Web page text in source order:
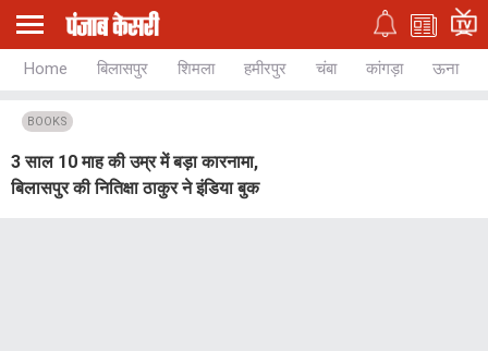
Home बिलासपुर शिमला हमीरपुर चंबा कांगड़ा ऊना
BOOKS
3 साल 10 माह की उम्र में बड़ा कारनामा,
बिलासपुर की नितिक्षा ठाकुर ने इंडिया बुक